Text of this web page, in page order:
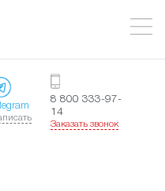
8 800 333-97-
14
Заказать звонок